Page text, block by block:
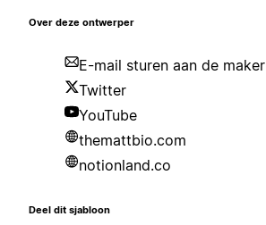
Over deze ontwerper
E-mail sturen aan de maker
Twitter
YouTube
themattbio.com
notionland.co
Deel dit sjabloon